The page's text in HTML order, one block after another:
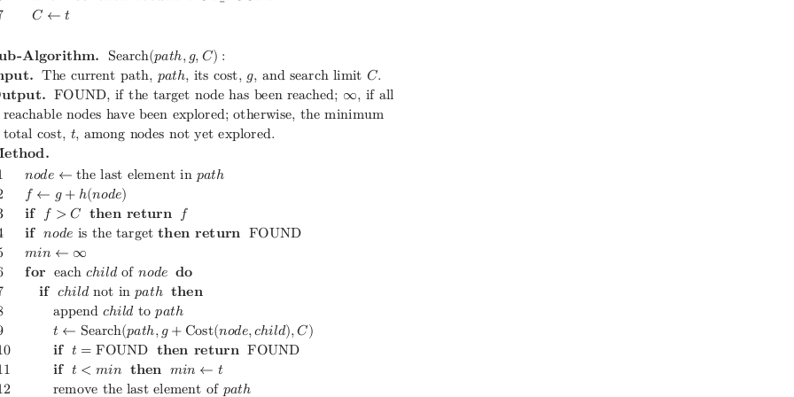
𝐶 ← 𝑡
𝐛-𝐀𝐥𝐠𝐨𝐫𝐢𝐭𝐡𝐦. Search(𝑝𝑎𝑡ℎ,𝑔,𝐶) :
𝐩𝐮𝐭. The current path, 𝑝𝑎𝑡ℎ, its cost, 𝑔, and search limit 𝐶.
𝐮𝐭𝐩𝐮𝐭. FOUND, if the target node has been reached; ∞, if all
reachable nodes have been explored; otherwise, the minimum
total cost, 𝑡, among nodes not yet explored.
𝐞𝐭𝐡𝐨𝐝.
𝑛𝑜𝑑𝑒 ← the last element in 𝑝𝑎𝑡ℎ
𝑓 ← 𝑔+ ℎ(𝑛𝑜𝑑𝑒)
𝐢𝐟 𝑓 > 𝐶 𝐭𝐡𝐞𝐧 𝐫𝐞𝐭𝐮𝐫𝐧 𝑓
𝐢𝐟 𝑛𝑜𝑑𝑒 is the target 𝐭𝐡𝐞𝐧 𝐫𝐞𝐭𝐮𝐫𝐧 FOUND
𝑚𝑖𝑛 ← ∞
𝐟𝐨𝐫 each 𝑐ℎ𝑖𝑙𝑑 of 𝑛𝑜𝑑𝑒 𝐝𝐨
𝐢𝐟 𝑐ℎ𝑖𝑙𝑑 not in 𝑝𝑎𝑡ℎ 𝐭𝐡𝐞𝐧
append 𝑐ℎ𝑖𝑙𝑑 to 𝑝𝑎𝑡ℎ
𝑡 ← Search(𝑝𝑎𝑡ℎ,𝑔+ Cost(𝑛𝑜𝑑𝑒,𝑐ℎ𝑖𝑙𝑑),𝐶)
0 𝐢𝐟 𝑡 = FOUND 𝐭𝐡𝐞𝐧 𝐫𝐞𝐭𝐮𝐫𝐧 FOUND
1 𝐢𝐟 𝑡 < 𝑚𝑖𝑛 𝐭𝐡𝐞𝐧 𝑚𝑖𝑛 ← 𝑡